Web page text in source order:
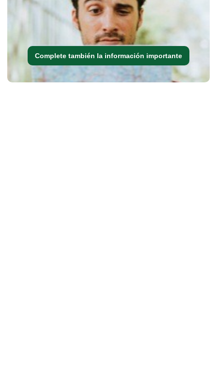
Complete también la información importante